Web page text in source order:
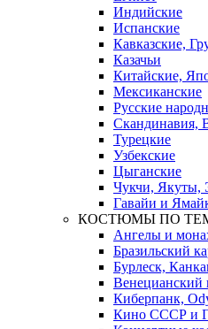
Индийские
Испанские
Кавказские,
Казачьи
Китайские,
Мексиканские
Русские
Скандинавия,
Турецкие
Узбекские
Цыганские
Чукчи, Якуты,
Гавайи и
КОСТЮМЫ ПО
Ангелы и
Бразильский
Бурлеск,
Венецианский
Киберпанк,
Кино СССР и